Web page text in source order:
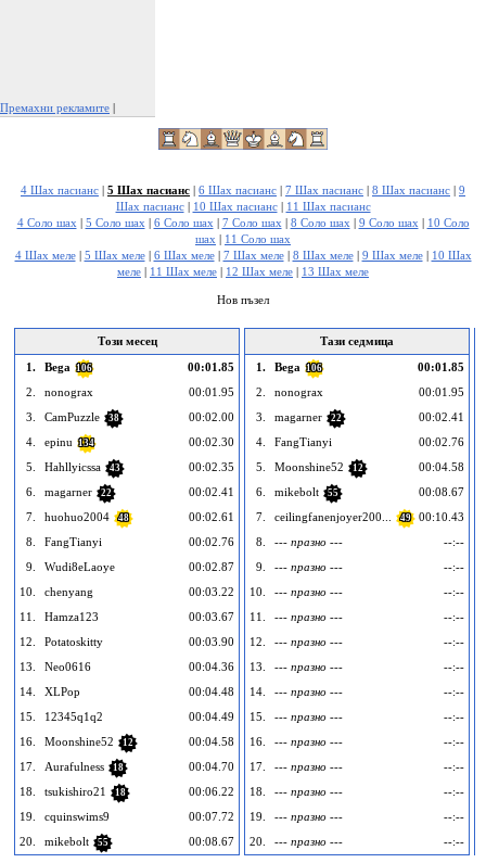
Премахни рекламите |
4 Шах пасианс | 5 Шах пасианс | 6 Шах пасианс | 7 Шах пасианс | 8 Шах пасианс | 9
Шах пасианс| 10 Шах пасианс| 11 Шах пасианс
4 Соло шах | 5 Соло шах | 6 Соло шах | 7 Соло шах | 8 Соло шах | 9 Соло шах | 10 Соло
шах | 11 Соло шах
4 Шах меле| 5 Шах меле| 6 Шах меле| 7 Шах меле| 8 Шах меле| 9 Шах меле| 10 Шах
меле | 11 Шах меле | 12 Шах меле | 13 Шах меле
Нов пъзел
Този месец
1.
Bega 106
00:01.85
2.
nonograx
00:01.95
3.
CamPuzzle 38
00:02.00
4.
epinu 134
00:02.30
5.
Hahllyicssa 43
00:02.35
6.
magarner 22
00:02.41
7.
huohuo2004 48
00:02.61
8.
FangTianyi
00:02.76
9.
Wudi8eLaoye
00:02.87
10.
chenyang
00:03.22
11.
Hamza123
00:03.67
12.
Potatoskitty
00:03.90
13.
Neo0616
00:04.36
14.
XLPop
00:04.48
15.
12345q1q2
00:04.49
16.
Moonshine52 12
00:04.58
17.
Aurafulness 18
00:04.70
18.
tsukishiro21 18
00:06.22
19.
cquinswims9
00:07.72
20.
mikebolt 55 00:08.67
Тази седмица
1.
Bega 106
00:01.85
2.
nonograx
00:01.95
3.
magarner 22
00:02.41
4.
FangTianyi
00:02.76
5.
Moonshine52 12
00:04.58
6.
mikebolt 55
00:08.67
7.
ceilingfanenjoyer200... 49
00:10.43
8.
--- празно ---
--:--
9.
--- празно ---
--:--
10.
--- празно ---
--:--
11.
--- празно ---
--:--
12.
--- празно ---
--:--
13.
--- празно ---
--:--
14.
--- празно ---
--:--
15.
--- празно ---
--:--
16.
--- празно ---
--:--
17.
--- празно ---
--:--
18.
--- празно ---
--:--
19.
--- празно ---
--:--
20.
--- празно --- --:--